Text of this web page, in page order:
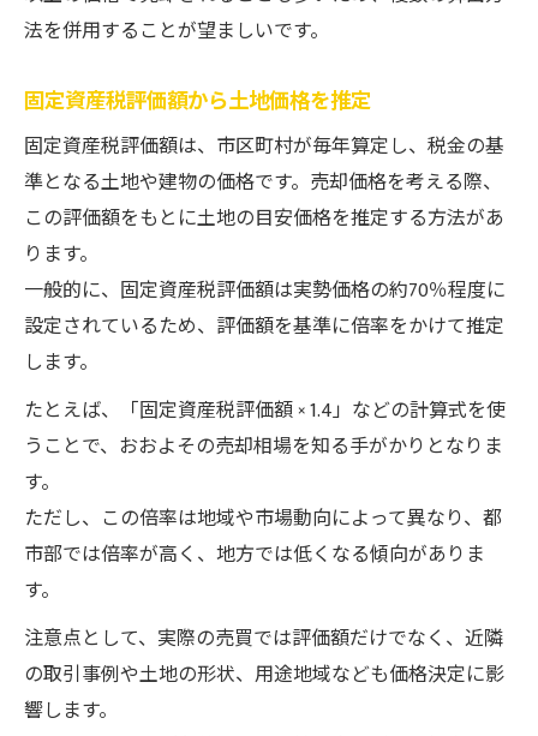
法を併用することが望ましいです。
固定資産税評価額から土地価格を推定
固定資産税評価額は、市区町村が毎年算定し、税金の基
準となる土地や建物の価格です。売却価格を考える際、
この評価額をもとに土地の目安価格を推定する方法があ
ります。
一般的に、固定資産税評価額は実勢価格の約70％程度に
設定されているため、評価額を基準に倍率をかけて推定
します。
たとえば、「固定資産税評価額 × 1.4」などの計算式を使
うことで、おおよその売却相場を知る手がかりとなりま
す。
ただし、この倍率は地域や市場動向によって異なり、都
市部では倍率が高く、地方では低くなる傾向がありま
す。
注意点として、実際の売買では評価額だけでなく、近隣
の取引事例や土地の形状、用途地域なども価格決定に影
響します。